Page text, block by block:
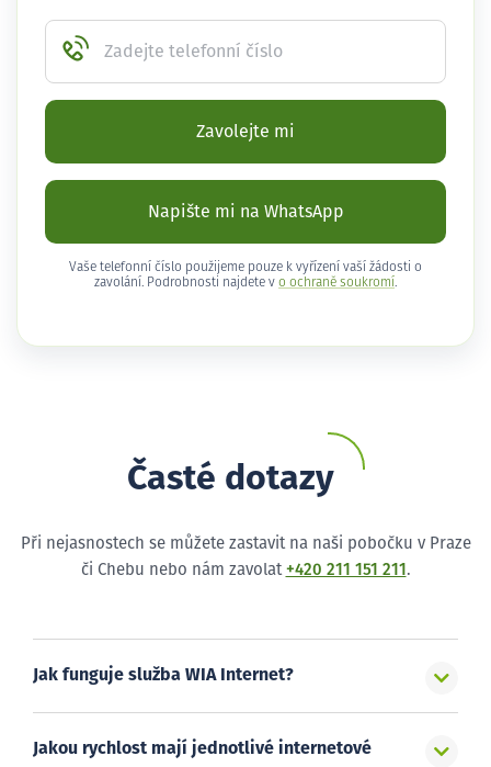
Zadejte telefonní číslo
Zavolejte mi
Napište mi na WhatsApp
Vaše telefonní číslo použijeme pouze k vyřízení vaší žádosti o
zavolání. Podrobnosti najdete v o ochraně soukromí .
Časté dotazy
Při nejasnostech se můžete zastavit na naši pobočku v Praze
či Chebu nebo nám zavolat +420 211 151 211 .
Jak funguje služba WIA Internet?
Jakou rychlost mají jednotlivé internetové